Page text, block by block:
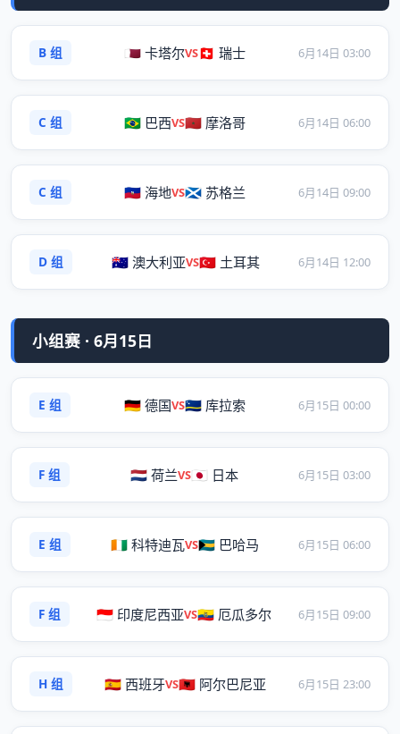
B 组 🇶🇦 卡塔尔VS🇨🇭 瑞士 6月14日 03:00
C 组 🇧🇷 巴西VS🇲🇦 摩洛哥 6月14日 06:00
C 组 🇭🇹 海地VS🏴󠁧󠁢󠁳󠁣󠁴󠁿 苏格兰 6月14日 09:00
D 组 🇦🇺 澳大利亚VS🇹🇷 土耳其 6月14日 12:00
小组赛 · 6月15日
E 组 🇩🇪 德国VS🇨🇼 库拉索 6月15日 00:00
F 组 🇳🇱 荷兰VS🇯🇵 日本 6月15日 03:00
E 组 🇨🇮 科特迪瓦VS🇧🇸 巴哈马 6月15日 06:00
F 组 🇮🇩 印度尼西亚VS🇪🇨 厄瓜多尔 6月15日 09:00
H 组 🇪🇸 西班牙VS🇦🇱 阿尔巴尼亚 6月15日 23:00